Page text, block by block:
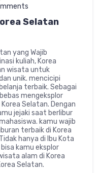
Selatan
yang Wajib
kuliah, Korea
wisata untuk
unik. mencicipi
terbaik. Sebagai
mengeksplor
Selatan. Dengan
jejaki saat berlibur
kamu wajib
terbaik di Korea
hanya di Ibu Kota
kamu eksplor
alam di Korea
Selatan.